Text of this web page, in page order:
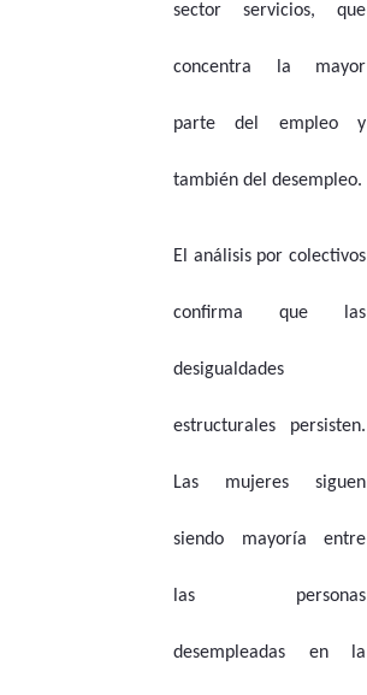
sector servicios, que
concentra la mayor
parte del empleo y
también del desempleo.
El análisis por colectivos
confirma que las
desigualdades
estructurales persisten.
Las mujeres siguen
siendo mayoría entre
las personas
desempleadas en la